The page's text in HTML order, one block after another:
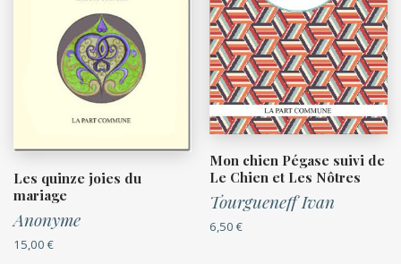
Les quinze joies du
mariage
Anonyme
15,00 €
Mon chien Pégase suivi de
Le Chien et Les Nôtres
Tourgueneff Ivan
6,50 €